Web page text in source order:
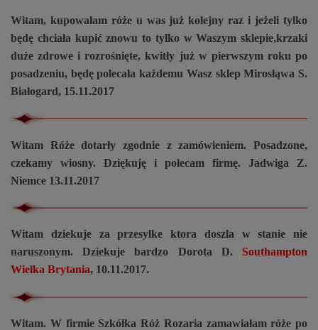
Witam, kupowałam róże u was już kolejny raz i jeżeli tylko
będę chciała kupić znowu to tylko w Waszym sklepie,krzaki
duże zdrowe i rozrośnięte, kwitły już w pierwszym roku po
posadzeniu, będę polecała każdemu Wasz sklep Mirosłąwa S.
Białogard, 15.11.2017
Witam Róże dotarły zgodnie z zamówieniem. Posadzone,
czekamy wiosny. Dziękuję i polecam firmę. Jadwiga Z.
Niemce 13.11.2017
Witam dziekuje za przesylke ktora doszla w stanie nie
naruszonym. Dziekuje bardzo Dorota D. Southampton
Wielka Brytania, 10.11.2017.
Witam. W firmie Szkółka Róż Rozaria zamawiałam róże po